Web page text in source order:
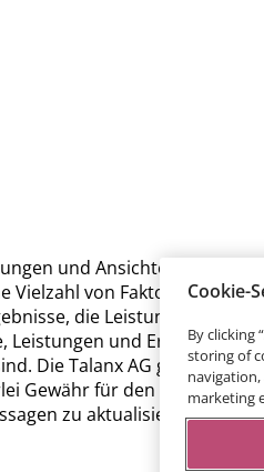
und Ansichten des
von Faktoren, von
die Leistungen und
und Erfolge der
Die Talanx AG garantiert
für den Eintritt der
zu aktualisieren oder
Cookie-
By clicking
storing of
navigation,
marketing